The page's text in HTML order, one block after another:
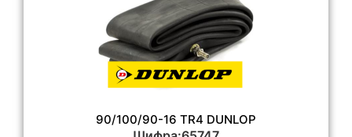
90/100/90-16 TR4 DUNLOP